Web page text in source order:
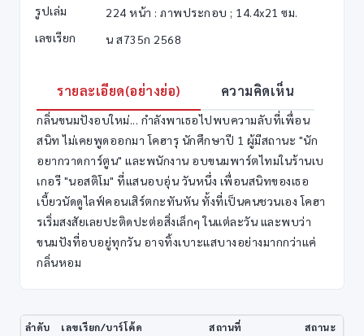
รูปเล่ม
224 หน้า : ภาพประกอบ ; 14.4x21 ซม.
เลขเรียก
น ส735ก 2568
รายละเอียด(อย่างย่อ) ความคิดเห็น
กลิ่นขนมปังอบใหม่... กำลังพาเธอไปพบความลับที่เพื่อน
สนิท ไม่เคยพูดออกมา โคฮารุ นักศึกษาปี 1 ผู้มีสถานะ "นัก
อยากวาดการ์ตูน" และพนักงาน อบขนมพาร์ตไทมในร้านเบ
เกอรี "นอสติโม" ที่แสนอบอุ่น วันหนึ่ง เพื่อนสนิทของเธอ
เบี้ยวนัดดูไลฟ์คอนเสิร์ตกะทันหัน ทั้งที่เป็นคนชวนเอง โคฮา
รเริ่มสงสัยเลยปะติดปะต่อสิ่งเล็กๆ ในแต่ละวัน และพบว่า
ขนมปังที่อบอยู่ทุกวัน อาจทิ้งเบาะแสบางอย่างมากกว่าแค่
กลิ่นหอม
ลำดับ เลขเรียก/บาร์โค้ด สถานที่ สถานะ